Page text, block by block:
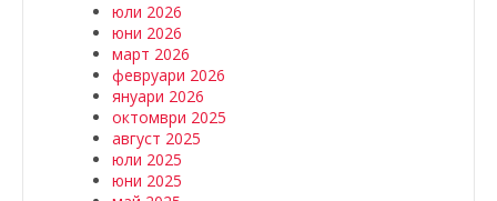
юли 2026
юни 2026
март 2026
февруари 2026
януари 2026
октомври 2025
август 2025
юли 2025
юни 2025